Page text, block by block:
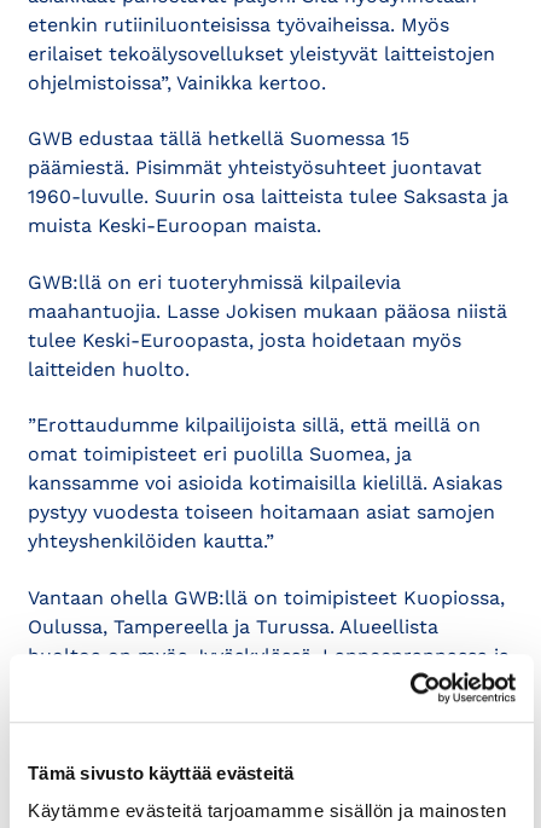
Tämä sivusto käyttää evästeitä
Käytämme evästeitä tarjoamamme sisällön ja mainosten
etenkin rutiiniluonteisissa työvaiheissa. Myös
erilaiset tekoälysovellukset yleistyvät laitteistojen
ohjelmistoissa”, Vainikka kertoo.
GWB edustaa tällä hetkellä Suomessa 15
päämiestä. Pisimmät yhteistyösuhteet juontavat
1960-luvulle. Suurin osa laitteista tulee Saksasta ja
muista Keski-Euroopan maista.
GWB:llä on eri tuoteryhmissä kilpailevia
maahantuojia. Lasse Jokisen mukaan pääosa niistä
tulee Keski-Euroopasta, josta hoidetaan myös
laitteiden huolto.
”Erottaudumme kilpailijoista sillä, että meillä on
omat toimipisteet eri puolilla Suomea, ja
kanssamme voi asioida kotimaisilla kielillä. Asiakas
pystyy vuodesta toiseen hoitamaan asiat samojen
yhteyshenkilöiden kautta.”
Vantaan ohella GWB:llä on toimipisteet Kuopiossa,
Oulussa, Tampereella ja Turussa. Alueellista
huoltoa on myös Jyväskylässä, Lappeenrannassa ja
esiin jäsentemme yrityshistoriaa. Ole yhteydessä:
heini.larros@helsinki.chamber.fi